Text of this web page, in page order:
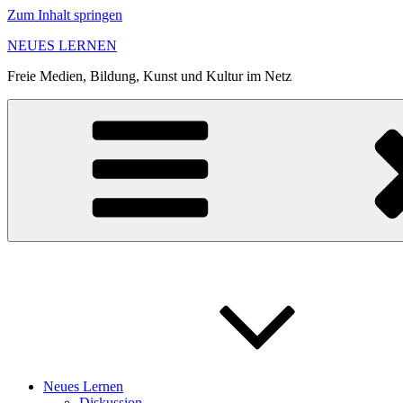
Zum Inhalt springen
NEUES LERNEN
Freie Medien, Bildung, Kunst und Kultur im Netz
Neues Lernen